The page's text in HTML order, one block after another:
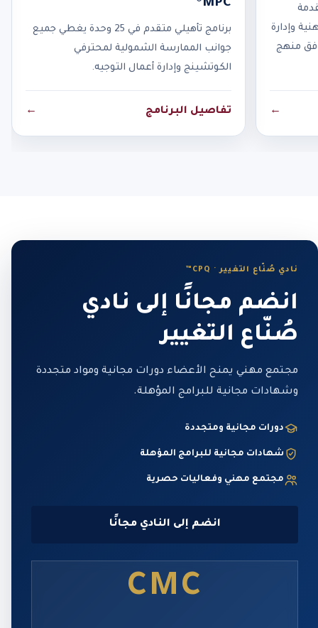
وإدارة
منهج
←
MPC®
برنامج تأهيلي متقدم في 25 وحدة يغطي جميع
جوانب الممارسة الشمولية لمحترفي
الكوتشينج وإدارة أعمال التوجيه.
تفاصيل البرنامج ←
نادي صُنّاع التغيير · CPQ™
انضم مجانًا إلى نادي
صُنّاع التغيير
مجتمع مهني يمنح الأعضاء دورات مجانية ومواد متجددة
وشهادات مجانية للبرامج المؤهلة.
دورات مجانية ومتجددة
شهادات مجانية للبرامج المؤهلة
مجتمع مهني وفعاليات حصرية
انضم إلى النادي مجانًا
CMC